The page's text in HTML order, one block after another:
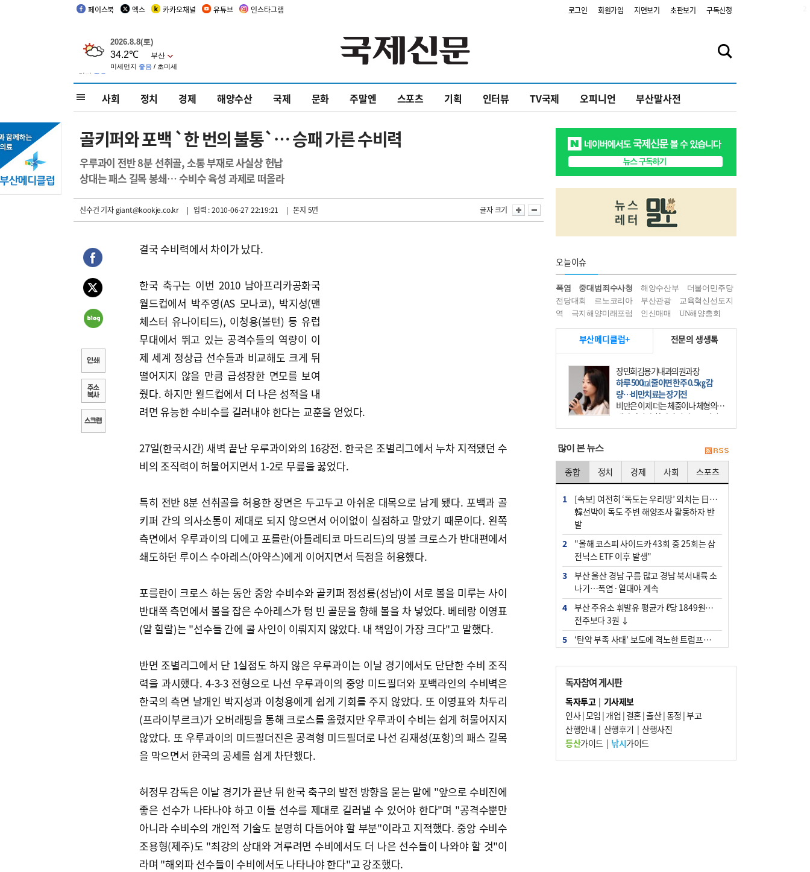
페이스북 엑스 카카오채널 유튜브 인스타그램 로그인 회원가입 지면보기 초판보기 구독신청
사회 정치 경제 해양수산 국제 문화 주말엔 스포츠 기획 인터뷰 TV국제 오피니언 부산말사전
골키퍼와 포백 `한 번의 불통`… 승패 가른 수비력
우루과이 전반 8분 선취골, 소통 부재로 사실상 헌납
상대는 패스 길목 봉쇄… 수비수 육성 과제로 떠올라
신수건 기자giant@kookje.co.kr | 입력 : 2010-06-27 22:19:21 | 본지 5면 글자 크기
결국 수비력에서 차이가 났다.
한국 축구는 이번 2010 남아프리카공화국
월드컵에서 박주영(AS 모나코), 박지성(맨
체스터 유나이티드), 이청용(볼턴) 등 유럽
무대에서 뛰고 있는 공격수들의 역량이 이
제 세계 정상급 선수들과 비교해도 크게 뒤
떨어지지 않을 만큼 급성장한 면모를 보여
줬다. 하지만 월드컵에서 더 나은 성적을 내
려면 유능한 수비수를 길러내야 한다는 교훈을 얻었다.
27일(한국시간) 새벽 끝난 우루과이와의 16강전. 한국은 조별리그에서 누차 지적됐던 수
비의 조직력이 허물어지면서 1-2로 무릎을 꿇었다.
특히 전반 8분 선취골을 허용한 장면은 두고두고 아쉬운 대목으로 남게 됐다. 포백과 골
키퍼 간의 의사소통이 제대로 되지 않으면서 어이없이 실점하고 말았기 때문이다. 왼쪽
측면에서 우루과이의 디에고 포를란(아틀레티코 마드리드)의 땅볼 크로스가 반대편에서
쇄도하던 루이스 수아레스(아약스)에게 이어지면서 득점을 허용했다.
포를란이 크로스 하는 동안 중앙 수비수와 골키퍼 정성룡(성남)이 서로 볼을 미루는 사이
반대쪽 측면에서 볼을 잡은 수아레스가 텅 빈 골문을 향해 볼을 차 넣었다. 베테랑 이영표
(알 힐랄)는 "선수들 간에 콜 사인이 이뤄지지 않았다. 내 책임이 가장 크다"고 말했다.
반면 조별리그에서 단 1실점도 하지 않은 우루과이는 이날 경기에서도 단단한 수비 조직
력을 과시했다. 4-3-3 전형으로 나선 우루과이의 중앙 미드필더와 포백라인의 수비벽은
한국의 측면 날개인 박지성과 이청용에게 쉽게 기회를 주지 않았다. 또 이영표와 차두리
(프라이부르크)가 오버래핑을 통해 크로스를 올렸지만 우루과이 수비는 쉽게 허물어지지
않았다. 또 우루과이의 미드필더진은 공격형 미드필더로 나선 김재성(포항)의 패스 길목
을 막으면서 한국의 공세를 쉽게 차단했다.
허정무 감독은 이날 경기가 끝난 뒤 한국 축구의 발전 방향을 묻는 말에 "앞으로 수비진에
좋은 선수가 나타나야 하고 이들 선수를 제대로 길러낼 수 있어야 한다"며 "공격수뿐만
아니라 수비수의 개인적 기술도 분명히 다듬어야 할 부분"이라고 지적했다. 중앙 수비수
조용형(제주)도 "최강의 상대와 겨루려면 수비에서도 더 나은 선수들이 나와야 할 것"이
라며 "해외파 선수들이 수비에서도 나타나야 한다"고 강조했다.
오늘이슈
폭염 중대범죄수사청 해양수산부
더불어민주당
전당대회
르노코리아 부산관광
교육혁신선도지
역
극지해양미래포럼 인신매매 UN해양총회
부산메디클럽+ 전문의 생생톡
장민희김용기내과의원과장
하루 500㎉ 줄이면 한주 0.5㎏ 감
량…비만치료는 장기전
비만은 이제 더는 체중이나 체형의 문
제가 아니다. 하나의 질병으로 인지
하고 치료와 관리를 해야 한다. 세계
많이 본 뉴스
종합 정치 경제 사회 스포츠
1
[속보] 여전히 ‘독도는 우리땅’ 외치는 日…
韓선박이 독도 주변 해양조사 활동하자 반
발
2
"올해 코스피 사이드카 43회 중 25회는 삼
전닉스 ETF 이후 발생"
3
부산 울산 경남 구름 많고 경남 북서내륙 소
나기…폭염·열대야 계속
4
부산 주유소 휘발유 평균가 ℓ당 1849원…
전주보다 3원 ↓
5
‘탄약 부족 사태’ 보도에 격노한 트럼프…
물선 적발
7
[2026 부산청소년극지체험탐험대 현장르
포] 2회 : 하늘에서 만난 얼음의 나라
8
입추 지났지만 푹푹 찐다…온열질환자 10
년 만에 3배
독자참여 게시판
독자투고| 기사제보
인사|모임 | 개업 | 결혼|출산|동정 |부고
산행안내 | 산행후기 | 산행사진
등산가이드| 낚시가이드